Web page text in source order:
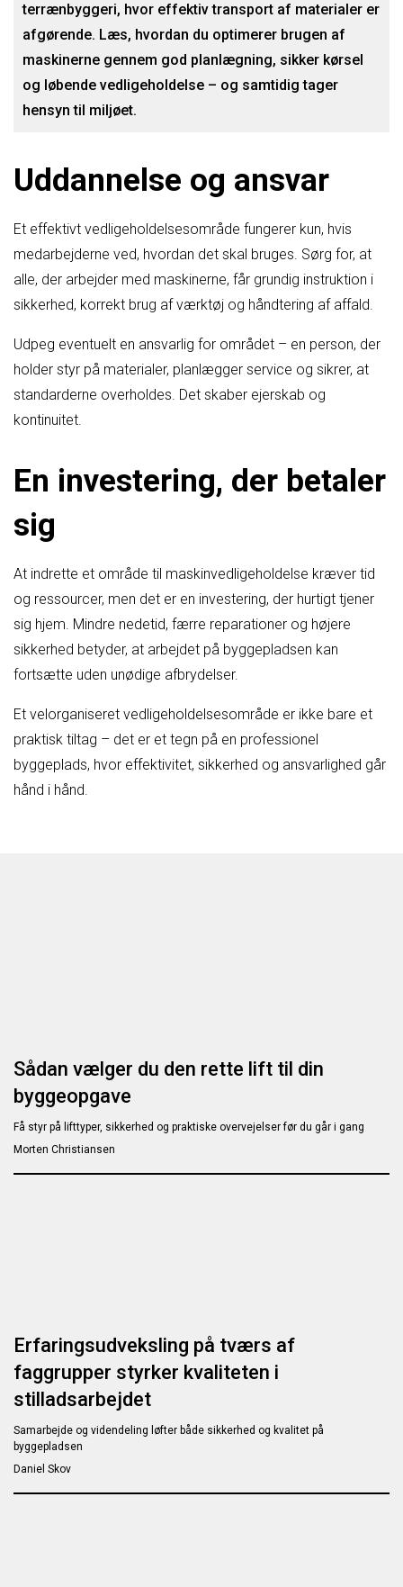
terrænbyggeri, hvor effektiv transport af materialer er
afgørende. Læs, hvordan du optimerer brugen af
maskinerne gennem god planlægning, sikker kørsel
og løbende vedligeholdelse – og samtidig tager
hensyn til miljøet.
Uddannelse og ansvar
Et effektivt vedligeholdelsesområde fungerer kun, hvis
medarbejderne ved, hvordan det skal bruges. Sørg for, at
alle, der arbejder med maskinerne, får grundig instruktion i
sikkerhed, korrekt brug af værktøj og håndtering af affald.
Udpeg eventuelt en ansvarlig for området – en person, der
holder styr på materialer, planlægger service og sikrer, at
standarderne overholdes. Det skaber ejerskab og
kontinuitet.
En investering, der betaler
sig
At indrette et område til maskinvedligeholdelse kræver tid
og ressourcer, men det er en investering, der hurtigt tjener
sig hjem. Mindre nedetid, færre reparationer og højere
sikkerhed betyder, at arbejdet på byggepladsen kan
fortsætte uden unødige afbrydelser.
Et velorganiseret vedligeholdelsesområde er ikke bare et
praktisk tiltag – det er et tegn på en professionel
byggeplads, hvor effektivitet, sikkerhed og ansvarlighed går
hånd i hånd.
Sådan vælger du den rette lift til din
byggeopgave
Få styr på lifttyper, sikkerhed og praktiske overvejelser før du går i gang
Morten Christiansen
Erfaringsudveksling på tværs af
faggrupper styrker kvaliteten i
stilladsarbejdet
Samarbejde og videndeling løfter både sikkerhed og kvalitet på
byggepladsen
Daniel Skov